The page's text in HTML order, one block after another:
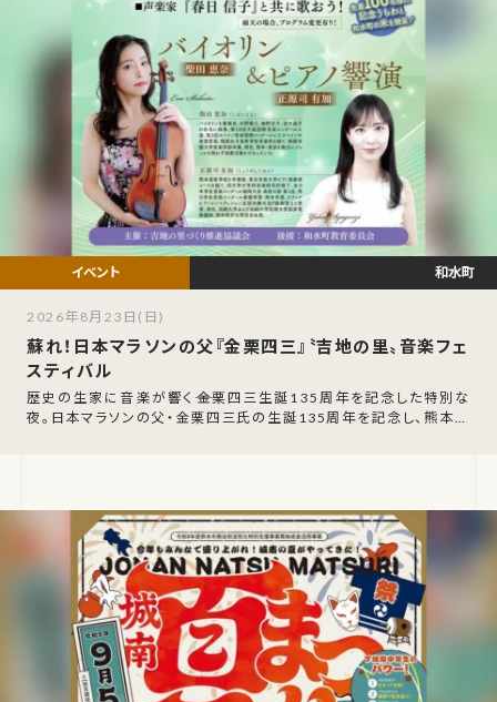
蘇れ！日本マラソンの父『金栗四三』〝吉地の里〟音楽フェ
スティバル
歴史の生家に音楽が響く――金栗四三生誕135周年を記念した特別な
夜。日本マラソンの父・金栗四三氏の生誕135周年を記念し、熊本県
和水町
2026年8月23日(日)